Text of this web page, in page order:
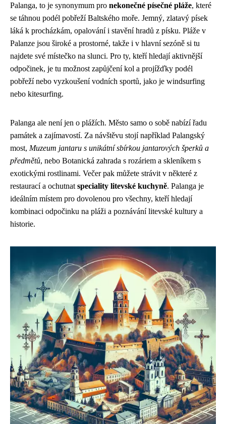
Palanga, to je synonymum pro nekonečné písečné pláže, které
se táhnou podél pobřeží Baltského moře. Jemný, zlatavý písek
láká k procházkám, opalování i stavění hradů z písku. Pláže v
Palanze jsou široké a prostorné, takže i v hlavní sezóně si tu
najdete své místečko na slunci. Pro ty, kteří hledají aktivnější
odpočinek, je tu možnost zapůjčení kol a projížďky podél
pobřeží nebo vyzkoušení vodních sportů, jako je windsurfing
nebo kitesurfing.
Palanga ale není jen o plážích. Město samo o sobě nabízí řadu
památek a zajímavostí. Za návštěvu stojí například Palangský
most, Muzeum jantaru s unikátní sbírkou jantarových šperků a
předmětů, nebo Botanická zahrada s rozáriem a skleníkem s
exotickými rostlinami. Večer pak můžete strávit v některé z
restaurací a ochutnat speciality litevské kuchyně. Palanga je
ideálním místem pro dovolenou pro všechny, kteří hledají
kombinaci odpočinku na pláži a poznávání litevské kultury a
historie.